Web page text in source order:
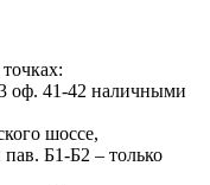
оф. 41-42 наличными
шоссе,
Б1-Б2 – только